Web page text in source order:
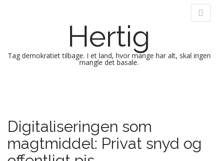
Hertig
Tag demokratiet tilbage. I et land, hvor mange har alt, skal ingen
mangle det basale.
n
m
e
n
t
o
c
o
Digitaliseringen som
magtmiddel: Privat snyd og